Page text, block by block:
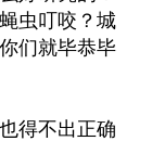
虫叮咬？城
们就毕恭毕
得不出正确